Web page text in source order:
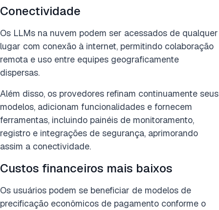
Conectividade
Os LLMs na nuvem podem ser acessados de qualquer
lugar com conexão à internet, permitindo colaboração
remota e uso entre equipes geograficamente
dispersas.
Além disso, os provedores refinam continuamente seus
modelos, adicionam funcionalidades e fornecem
ferramentas, incluindo painéis de monitoramento,
registro e integrações de segurança, aprimorando
assim a conectividade.
Custos financeiros mais baixos
Os usuários podem se beneficiar de modelos de
precificação econômicos de pagamento conforme o